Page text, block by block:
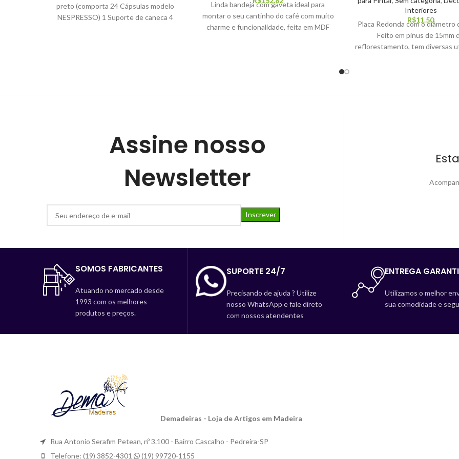
preto (comporta 24 Cápsulas modelo
NESPRESSO) 1 Suporte de caneca 4
Linda bandeja com gaveta ideal para
montar o seu cantinho do café com muito
charme e funcionalidade, feita em MDF
Interiores
R$11.50
Placa Redonda com o diâmetro
Feito em pinus de 15mm
reflorestamento, tem diversas
DIY. Características Do Produto
Corte: CNC computadorizada
Assine nosso
Newsletter
SOMOS FABRICANTES
Atuando no mercado desde
1993 com os melhores
produtos e preços.
SUPORTE 24/7
Precisando de ajuda ? Utilize
nosso WhatsApp e fale direto
com nossos atendentes
ENTREGA
Utilizamos o melhor
sua comodidade e
Demadeiras - Loja de Artigos em Madeira
Rua Antonio Serafim Petean, nº 3.100 - Bairro Cascalho - Pedreira-SP
Telefone: (19) 3852-4301
(19) 99720-1155